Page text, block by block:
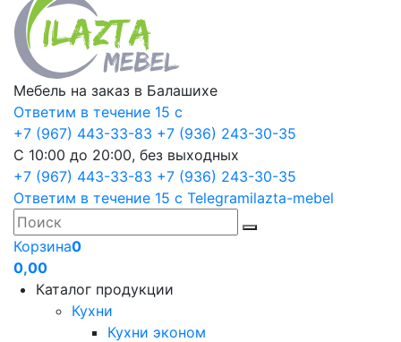
Мебель на заказ в Балашихе
Ответим в течение 15 с
+7 (967) 443-33-83 +7 (936) 243-30-35
С 10:00 до 20:00, без выходных
+7 (967) 443-33-83 +7 (936) 243-30-35
Ответим в течение 15 с Telegramilazta-mebel
Корзина0
0,00
Каталог продукции
Кухни
Кухни эконом